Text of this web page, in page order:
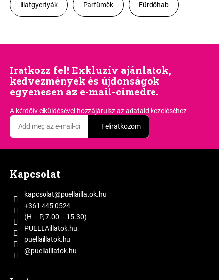
Illatgyertyák Parfümök Fürdőhab
Iratkozz fel! Exkluzív ajánlatok,
kedvezmények és újdonságok
egyenesen az e-mail-címedre.
A kérdőív elküldésével hozzájárulszaz adataid kezeléséhez
Feliratkozom
Kapcsolat
kapcsolat@puellaillatok.hu
+361 445 0524
(H – P, 7.00 – 15.30)
PUELLAillatok.hu
puellaillatok.hu
@puellaillatok.hu